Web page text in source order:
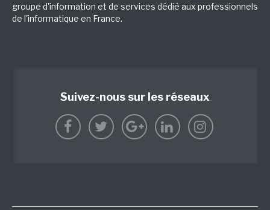
groupe d'information et de services dédié aux professionnels
de l'informatique en France.
Suivez-nous sur les réseaux